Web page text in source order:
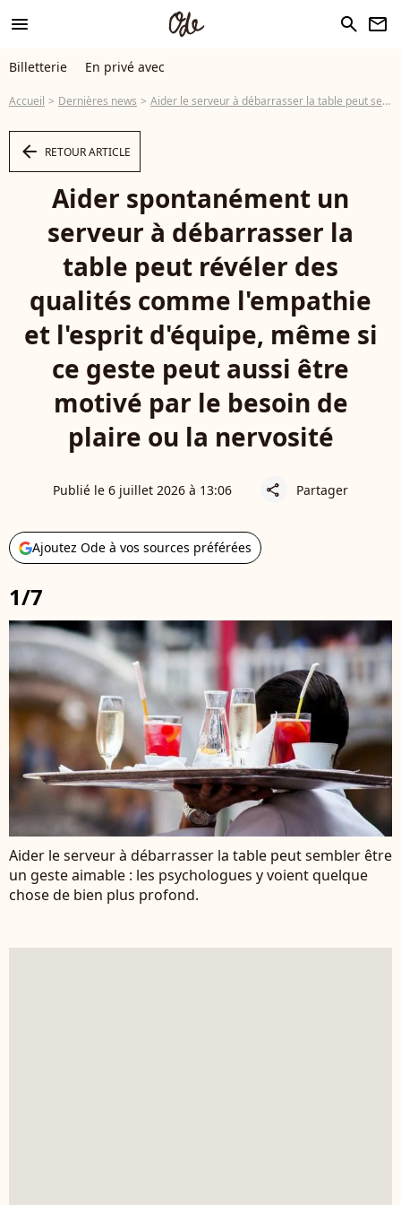
menu search newsletter
Billetterie En privé avec
Accueil Dernières news Aider le serveur à débarrasser la table peut sembler être un geste aimable : les psychologues y voient quelque chose de bien plus profond.
arrow_left RETOUR ARTICLE
Aider spontanément un
serveur à débarrasser la
table peut révéler des
qualités comme l'empathie
et l'esprit d'équipe, même si
ce geste peut aussi être
motivé par le besoin de
plaire ou la nervosité
Publié le 6 juillet 2026 à 13:06 share Partager
Ajoutez Ode à vos sources préférées
1/7
Aider le serveur à débarrasser la table peut sembler être
un geste aimable : les psychologues y voient quelque
chose de bien plus profond.